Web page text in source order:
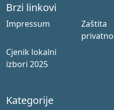
Brzi linkovi
Impressum
Zaštita
Cjenik lokalni
izbori 2025
Kategorije